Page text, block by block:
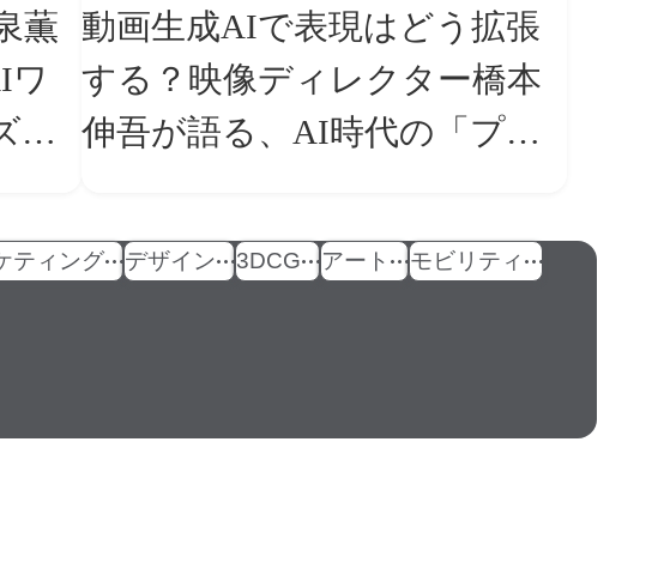
薫
ワ
と
動画生成AIで表現はどう拡張
する？映像ディレクター橋本
伸吾が語る、AI時代の「プロ
ティング デザイン 3DCG アート モビリティ